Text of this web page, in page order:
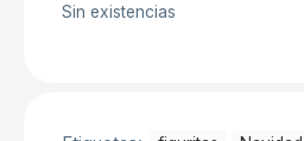
Sin existencias